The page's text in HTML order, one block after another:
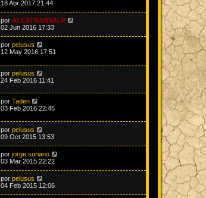
18 Abr 2017 21:44
por ALCATRANSALP
02 Jun 2016 17:33
por pelusus
12 May 2016 17:51
por pelusus
24 Feb 2016 11:41
por Taden
03 Feb 2016 22:45
por pelusus
09 Oct 2015 13:53
por jorge soriano
03 Mar 2015 22:22
por pelusus
04 Feb 2015 12:06